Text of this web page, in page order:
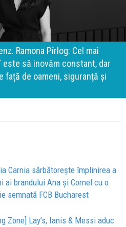
Ramona Pîrlog: Cel mai
să inovăm constant, dar
față de oameni, siguranță și
Carnia sărbătorește împlinirea a
ai brandului Ana și Cornel cu o
semnată FCB Bucharest
Zone] Lay’s, Ianis & Messi aduc